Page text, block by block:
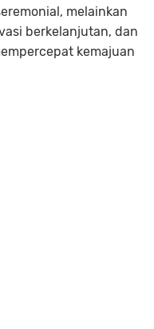
melainkan
berkelanjutan, dan
kemajuan